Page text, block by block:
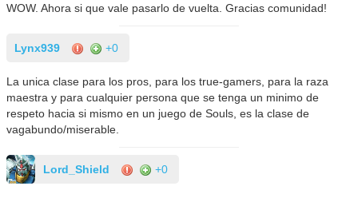
WOW. Ahora si que vale pasarlo de vuelta. Gracias comunidad!
Lynx939 +0
La unica clase para los pros, para los true-gamers, para la raza
maestra y para cualquier persona que se tenga un minimo de
respeto hacia si mismo en un juego de Souls, es la clase de
vagabundo/miserable.
Lord_Shield +0